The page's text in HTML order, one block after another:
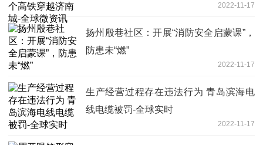
2022-11-17
扬州殷巷社区：开展“消防安全启蒙课”，
防患未“燃”
2022-11-17
生产经营过程存在违法行为 青岛滨海电
线电缆被罚-全球实时
2022-11-17